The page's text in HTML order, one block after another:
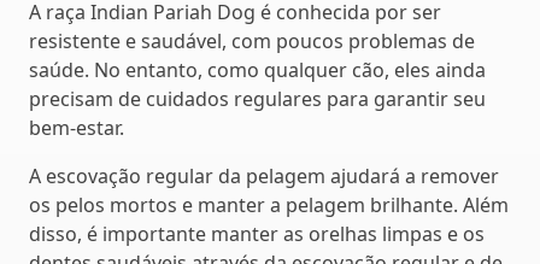
A raça Indian Pariah Dog é conhecida por ser
resistente e saudável, com poucos problemas de
saúde. No entanto, como qualquer cão, eles ainda
precisam de cuidados regulares para garantir seu
bem-estar.
A escovação regular da pelagem ajudará a remover
os pelos mortos e manter a pelagem brilhante. Além
disso, é importante manter as orelhas limpas e os